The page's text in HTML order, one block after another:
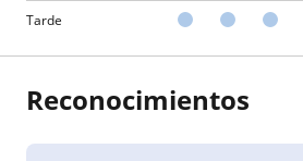
Tarde
Reconocimientos